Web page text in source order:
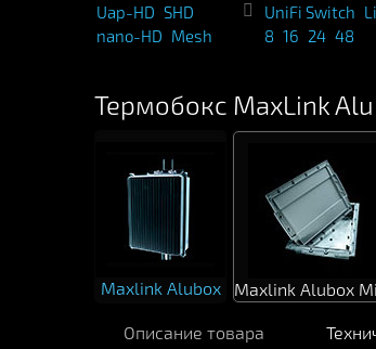
Uap-HD SHD
nano-HD Mesh
UniFi Switch
8 16 24 48
Термобокс MaxLink
Maxlink Alubox Maxlink Alubox
Описание товара